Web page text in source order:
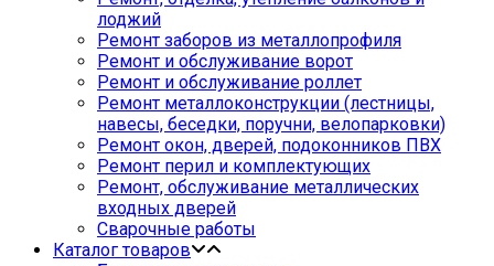
лоджий
Ремонт заборов из металлопрофиля
Ремонт и обслуживание ворот
Ремонт и обслуживание роллет
Ремонт металлоконструкции (лестницы,
навесы, беседки, поручни, велопарковки)
Ремонт окон, дверей, подоконников ПВХ
Ремонт перил и комплектующих
Ремонт, обслуживание металлических
входных дверей
Сварочные работы
Каталог товаров